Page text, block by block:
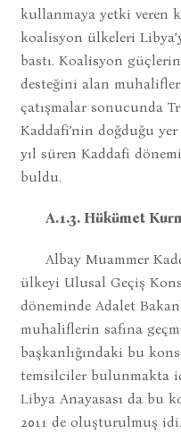
kullanmaya yetki veren
koalisyon ülkeleri
bastı. Koalisyon
desteğini alan muhalifler
çatışmalar sonucunda
Kaddafi’nin doğduğu
yıl süren Kaddafi
buldu.
A.1.3. Hükümet
Albay Muammer
ülkeyi Ulusal Geçiş
döneminde Adalet
muhaliflerin safına
başkanlığındaki bu
temsilciler bulunmakta
Libya Anayasası da bu
2011 de oluşturulmuş idi.